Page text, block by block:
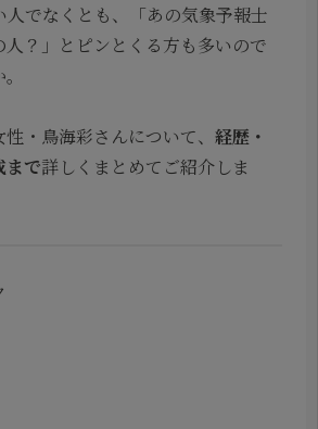
人でなくとも、「あの気象予報士
？」とピンとくる方も多いので
・鳥海彩さんについて、 経歴・
まで詳しくまとめてご紹介しま